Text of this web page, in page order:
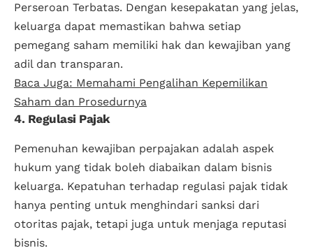
Perseroan Terbatas. Dengan kesepakatan yang jelas,
keluarga dapat memastikan bahwa setiap
pemegang saham memiliki hak dan kewajiban yang
adil dan transparan.
Baca Juga: Memahami Pengalihan Kepemilikan
Saham dan Prosedurnya
4. Regulasi Pajak
Pemenuhan kewajiban perpajakan adalah aspek
hukum yang tidak boleh diabaikan dalam bisnis
keluarga. Kepatuhan terhadap regulasi pajak tidak
hanya penting untuk menghindari sanksi dari
otoritas pajak, tetapi juga untuk menjaga reputasi
bisnis.